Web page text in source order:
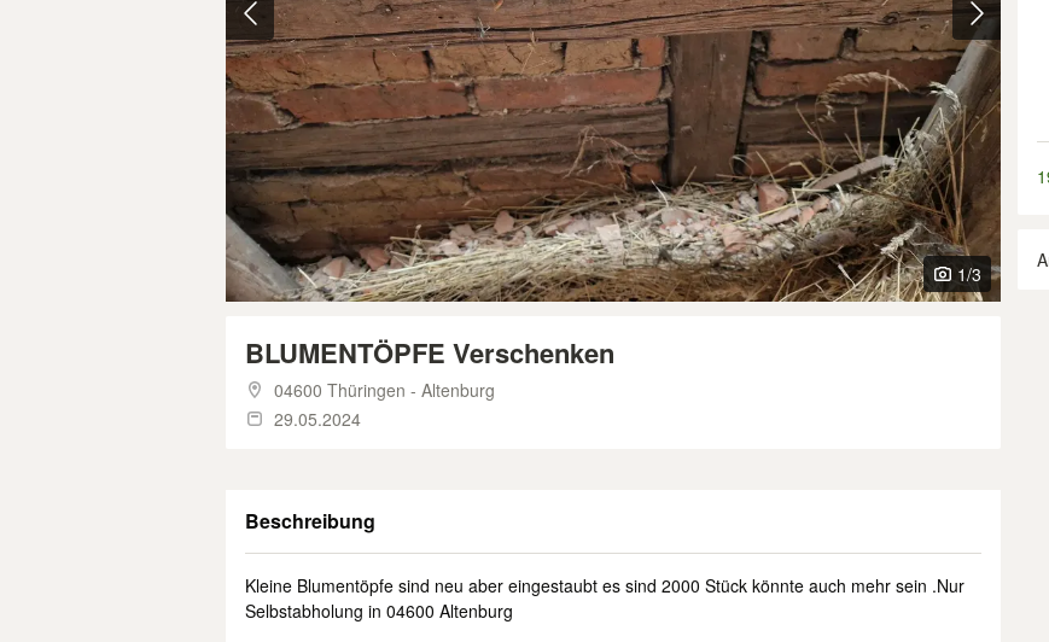
1/3
BLUMENTÖPFE Verschenken
04600 Thüringen - Altenburg
29.05.2024
Beschreibung
Kleine Blumentöpfe sind neu aber eingestaubt es sind 2000 Stück könnte auch mehr sein .Nur
Selbstabholung in 04600 Altenburg